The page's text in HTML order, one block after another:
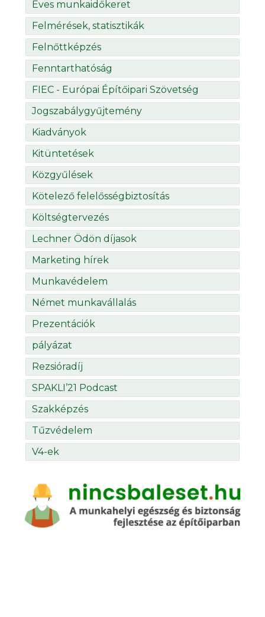
Éves munkaidőkeret
Felmérések, statisztikák
Felnőttképzés
Fenntarthatóság
FIEC - Európai Építőipari Szövetség
Jogszabálygyűjtemény
Kiadványok
Kitüntetések
Közgyűlések
Kötelező felelősségbiztosítás
Költségtervezés
Lechner Ödön díjasok
Marketing hírek
Munkavédelem
Német munkavállalás
Prezentációk
pályázat
Rezsióradíj
SPAKLI’21 Podcast
Szakképzés
Tűzvédelem
V4-ek